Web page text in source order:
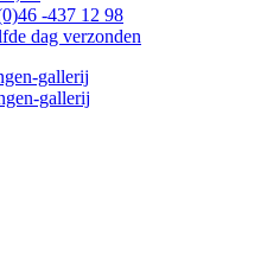
-437 12 98
dag verzonden
gallerij
gallerij